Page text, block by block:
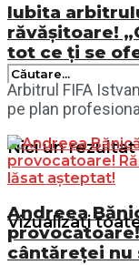
Nici un rezultat
Vizualizați
Iubita
răvășitoare!
tot ce ți se
Arbitrul FIFA
pe plan
Andreea
cântăreței nu